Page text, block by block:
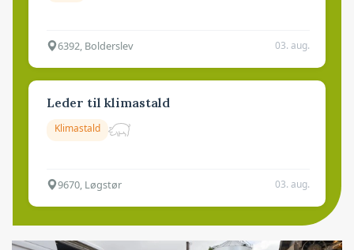
6392, Bolderslev 03. aug.
Leder til klimastald
Klimastald
9670, Løgstør 03. aug.